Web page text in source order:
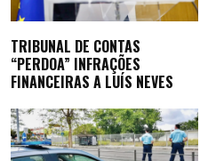
TRIBUNAL DE CONTAS
“PERDOA” INFRAÇÕES
FINANCEIRAS A LUÍS NEVES